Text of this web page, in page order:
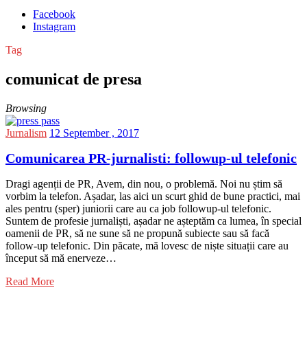
Facebook
Instagram
Tag
comunicat de presa
Browsing
Jurnalism 12 September , 2017
Comunicarea PR-jurnalisti: followup-ul telefonic
Dragi agenții de PR, Avem, din nou, o problemă. Noi nu știm să
vorbim la telefon. Așadar, las aici un scurt ghid de bune practici, mai
ales pentru (sper) juniorii care au ca job followup-ul telefonic.
Suntem de profesie jurnaliști, așadar ne așteptăm ca lumea, în special
oamenii de PR, să ne sune să ne propună subiecte sau să facă
follow-up telefonic. Din păcate, mă lovesc de niște situații care au
început să mă enerveze…
Read More